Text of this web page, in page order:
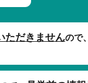
ただきませんので